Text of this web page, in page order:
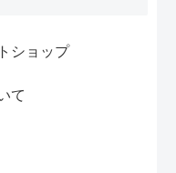
ショップ
いて